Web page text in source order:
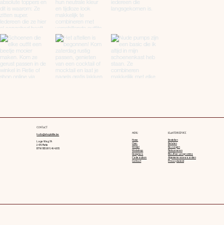
CONTACT
hallo@shopbillie.be
Lage Weg 7A
2470 Retie
BTW BE0811.494.872
MENU
Home
Over
Winkel
Webshop
Designers
Cadeaubon
Contact
KLANTENSERVICE
Bestellen
Betalen
Bezorgen
Retourneren
BILLIEver-programma
Algemene voorwaarden
Privacy beleid